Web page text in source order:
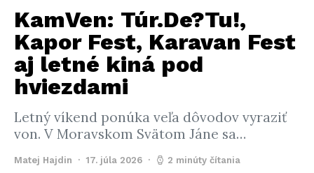
KamVen: Túr.De?Tu!,
Kapor Fest, Karavan Fest
aj letné kiná pod
hviezdami
Letný víkend ponúka veľa dôvodov vyraziť
von. V Moravskom Svätom Jáne sa…
Matej Hajdin 17. júla 2026 2 minúty čítania